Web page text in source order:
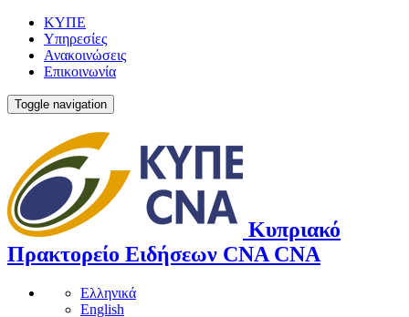
ΚΥΠΕ
Υπηρεσίες
Ανακοινώσεις
Επικοινωνία
Toggle navigation
Κυπριακό
Πρακτορείο Ειδήσεων CNA CNA
Ελληνικά
English